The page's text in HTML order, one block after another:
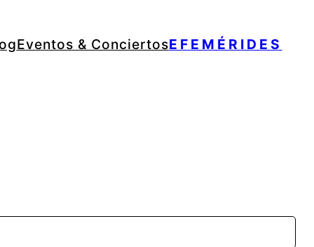
Eventos & ConciertosEFEMÉRIDES